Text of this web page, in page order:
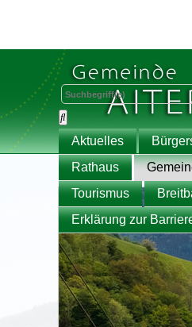
Aktuelles
Rathaus
Tourismus
Erklärung zur